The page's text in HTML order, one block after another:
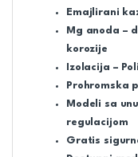
Emajlirani
Mg anoda –
korozije
Izolacija –
Prohromska
Modeli sa
regulacijom
Gratis